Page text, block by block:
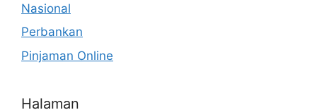
Nasional
Perbankan
Pinjaman Online
Halaman